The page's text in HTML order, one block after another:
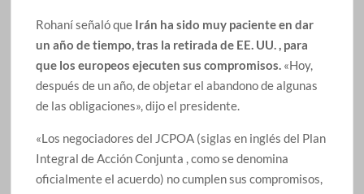
Rohaní señaló que Irán ha sido muy paciente en dar
un año de tiempo, tras la retirada de EE. UU. , para
que los europeos ejecuten sus compromisos. «Hoy,
después de un año, de objetar el abandono de algunas
de las obligaciones», dijo el presidente.
«Los negociadores del JCPOA (siglas en inglés del Plan
Integral de Acción Conjunta , como se denomina
oficialmente el acuerdo) no cumplen sus compromisos,